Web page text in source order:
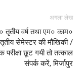
अगला लेख
तृतीय वर्ष तथा एम० काम०
सेमेस्टर की मौखिकी /
परीक्षा छूट गयी तो तत्काल
संपर्क करें, मिर्जापुर